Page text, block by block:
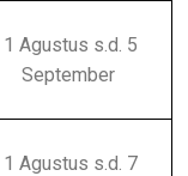
1 Agustus s.d. 5
September
1 Agustus s.d. 7